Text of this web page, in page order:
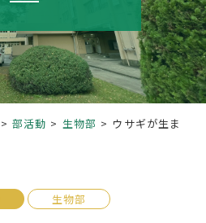
部活動 生物部
ウサギが生ま
生物部